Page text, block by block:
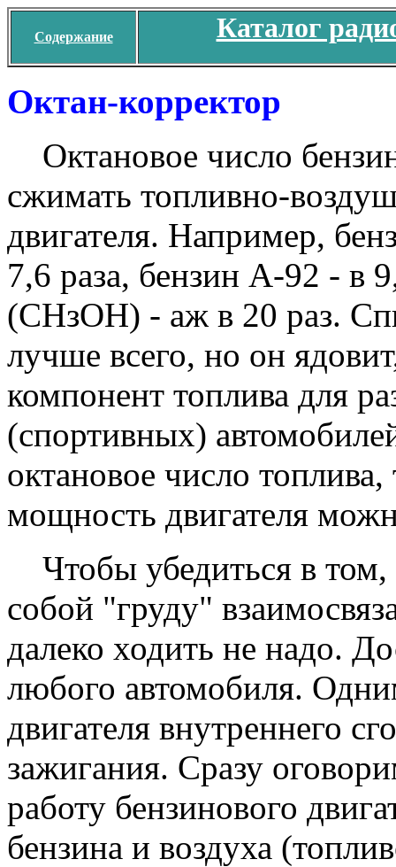
Содержание Каталог
Октан-корректор
Октановое число
сжимать топливно-
двигателя. Например,
7,6 раза, бензин А-92 - в
(СНзОН) - аж в 20 раз.
лучше всего, но он
компонент топлива для
(спортивных)
октановое число
мощность двигателя
Чтобы убедиться в том,
собой "груду"
далеко ходить не надо.
любого автомобиля.
двигателя внутреннего
зажигания. Сразу
работу бензинового
бензина и воздуха